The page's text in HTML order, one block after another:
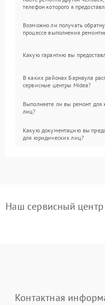
телефон которого я
Возможно ли получать
процессе выполнения
Какую гарантию вы
В каких районах Барнаула
сервисные центры Midea?
Выполняете ли вы ремонт для
лиц?
Какую документацию вы
для юридических лиц?
Наш сервисный
Контактная